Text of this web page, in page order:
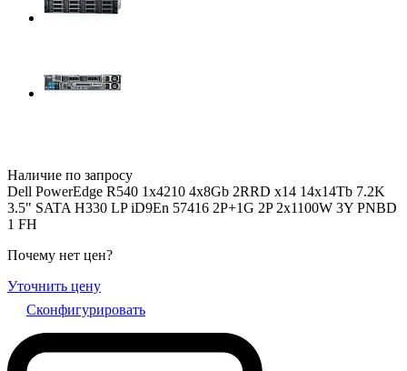
Наличие по запросу
Dell PowerEdge R540 1x4210 4x8Gb 2RRD x14 14x14Tb 7.2K
3.5" SATA H330 LP iD9En 57416 2P+1G 2P 2x1100W 3Y PNBD
1 FH
Почему нет цен?
Уточнить цену
Сконфигурировать